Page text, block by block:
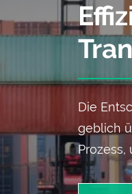
Die
geblich